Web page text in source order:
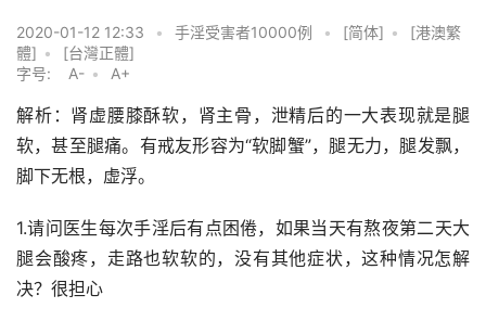
2020-01-12 12:33 • 手淫受害者10000例 • [简体] •
[港澳繁
體] •
[台灣正體]
字号:
A- • A+
解析：肾虚腰膝酥软，肾主骨，泄精后的一大表现就是腿
软，甚至腿痛。有戒友形容为“软脚蟹”，腿无力，腿发飘，
脚下无根，虚浮。
1.请问医生每次手淫后有点困倦，如果当天有熬夜第二天大
腿会酸疼，走路也软软的，没有其他症状，这种情况怎解
决？很担心